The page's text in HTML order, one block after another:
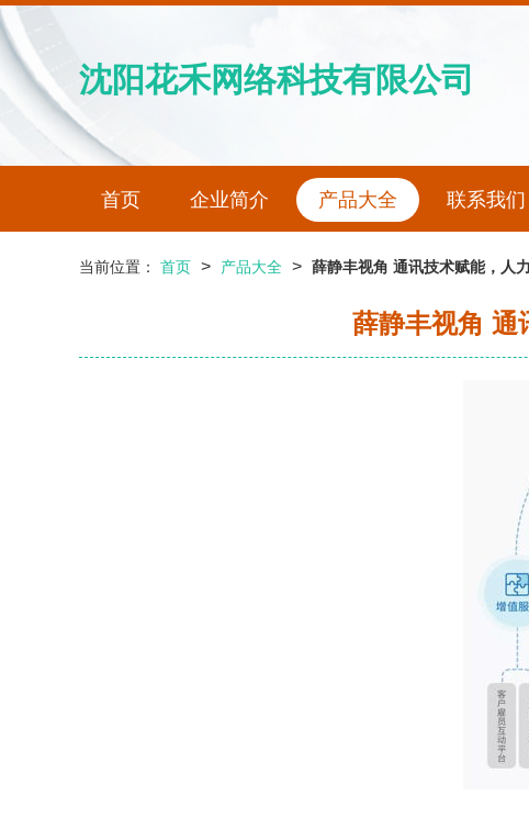
沈阳花禾网络科技有限公司
首页 企业简介 产品大全 联系我们
当前位置： 首页 > 产品大全 > 薛静丰视角 通讯技术赋能，人
薛静丰视角 通